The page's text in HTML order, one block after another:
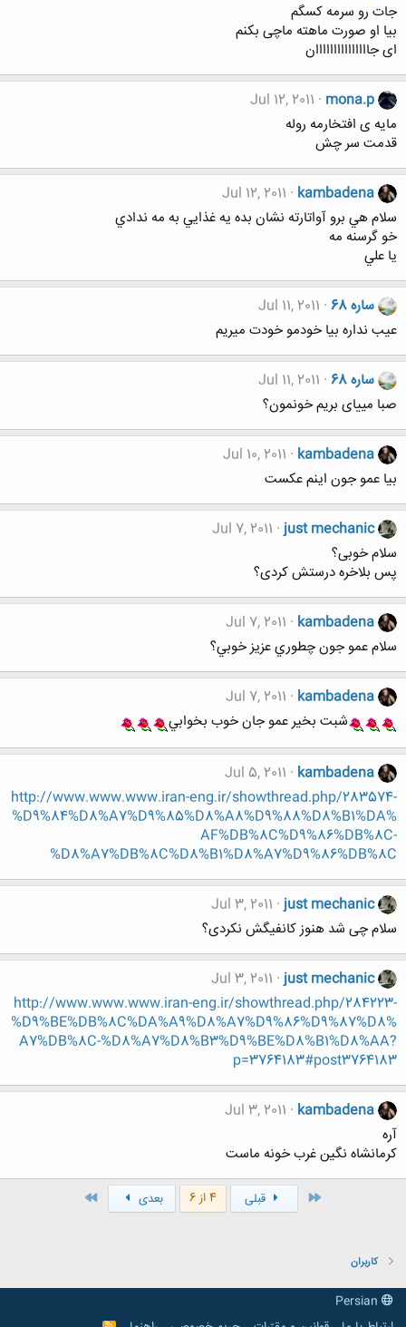
جات رو سرمه کسگم
بیا او صورت ماهته ماچی بکنم
ای جااااااااااااااان
mona.p
Jul 12, 2011
مایه ی افتخارمه روله
قدمت سر چش
kambadena
Jul 12, 2011
سلام هي برو آواتارته نشان بده يه غذايي به مه ندادي
خو گرسنه مه
يا علي
ساره 68
Jul 11, 2011
عیب نداره بیا خودمو خودت میریم
ساره 68
Jul 11, 2011
صبا مییای بریم خونمون؟
kambadena
Jul 10, 2011
بيا عمو جون اينم عكست
just mechanic
Jul 7, 2011
سلام خوبی؟
پس بلاخره درستش کردی؟
kambadena
Jul 7, 2011
سلام عمو جون چطوري عزيز خوبي؟
kambadena
Jul 7, 2011
شبت بخير عمو جان خوب بخوابي
kambadena
Jul 5, 2011
http://www.www.www.iran-eng.ir/showthread.php/283574-
%D9%84%D8%A7%D9%85%D8%A8%D9%88%D8%B1%DA%
AF%DB%8C%D9%86%DB%8C-
%D8%A7%DB%8C%D8%B1%D8%A7%D9%86%DB%8C
just mechanic
Jul 3, 2011
سلام چی شد هنوز کانفیگش نکردی؟
just mechanic
Jul 3, 2011
http://www.www.www.iran-eng.ir/showthread.php/284223-
%D9%BE%DB%8C%DA%A9%D8%A7%D9%86%D9%87%D8%
A7%DB%8C-%D8%A7%D8%B3%D9%BE%D8%B1%D8%AA?
p=3764183#post3764183
kambadena
Jul 3, 2011
آره
كرمانشاه نگين غرب خونه ماست
قبلی 4 از 6 بعدی
کاربران